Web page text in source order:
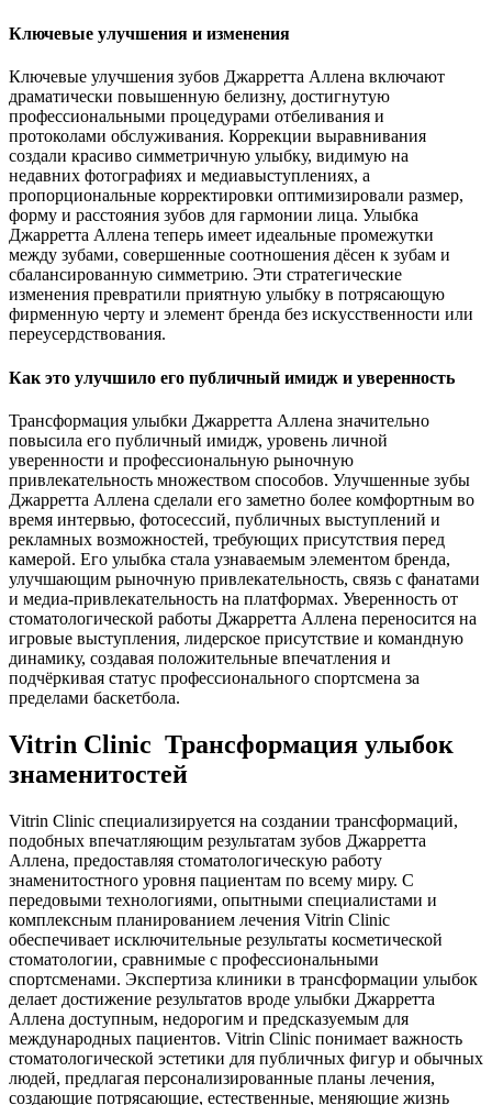
Ключевые улучшения и изменения
Ключевые улучшения зубов Джарретта Аллена включают
драматически повышенную белизну, достигнутую
профессиональными процедурами отбеливания и
протоколами обслуживания. Коррекции выравнивания
создали красиво симметричную улыбку, видимую на
недавних фотографиях и медиавыступлениях, а
пропорциональные корректировки оптимизировали размер,
форму и расстояния зубов для гармонии лица. Улыбка
Джарретта Аллена теперь имеет идеальные промежутки
между зубами, совершенные соотношения дёсен к зубам и
сбалансированную симметрию. Эти стратегические
изменения превратили приятную улыбку в потрясающую
фирменную черту и элемент бренда без искусственности или
переусердствования.
Как это улучшило его публичный имидж и уверенность
Трансформация улыбки Джарретта Аллена значительно
повысила его публичный имидж, уровень личной
уверенности и профессиональную рыночную
привлекательность множеством способов. Улучшенные зубы
Джарретта Аллена сделали его заметно более комфортным во
время интервью, фотосессий, публичных выступлений и
рекламных возможностей, требующих присутствия перед
камерой. Его улыбка стала узнаваемым элементом бренда,
улучшающим рыночную привлекательность, связь с фанатами
и медиа-привлекательность на платформах. Уверенность от
стоматологической работы Джарретта Аллена переносится на
игровые выступления, лидерское присутствие и командную
динамику, создавая положительные впечатления и
подчёркивая статус профессионального спортсмена за
пределами баскетбола.
Vitrin Clinic Трансформация улыбок
знаменитостей
Vitrin Clinic специализируется на создании трансформаций,
подобных впечатляющим результатам зубов Джарретта
Аллена, предоставляя стоматологическую работу
знаменитостного уровня пациентам по всему миру. С
передовыми технологиями, опытными специалистами и
комплексным планированием лечения Vitrin Clinic
обеспечивает исключительные результаты косметической
стоматологии, сравнимые с профессиональными
спортсменами. Экспертиза клиники в трансформации улыбок
делает достижение результатов вроде улыбки Джарретта
Аллена доступным, недорогим и предсказуемым для
международных пациентов. Vitrin Clinic понимает важность
стоматологической эстетики для публичных фигур и обычных
людей, предлагая персонализированные планы лечения,
создающие потрясающие, естественные, меняющие жизнь